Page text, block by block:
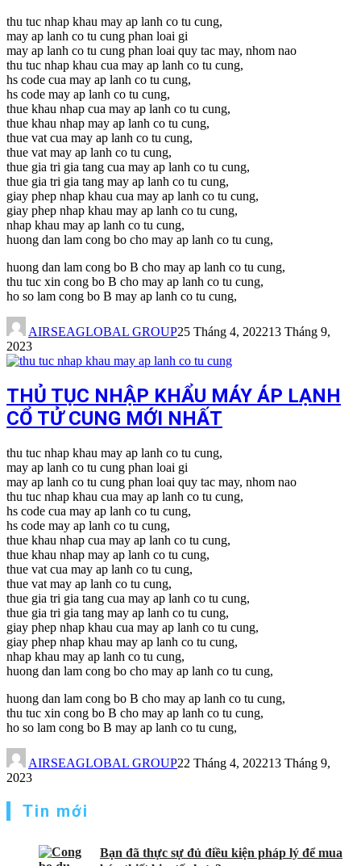
thu tuc nhap khau may ap lanh co tu cung,
may ap lanh co tu cung phan loai gi
may ap lanh co tu cung phan loai quy tac may, nhom nao
thu tuc nhap khau cua may ap lanh co tu cung,
hs code cua may ap lanh co tu cung,
hs code may ap lanh co tu cung,
thue khau nhap cua may ap lanh co tu cung,
thue khau nhap may ap lanh co tu cung,
thue vat cua may ap lanh co tu cung,
thue vat may ap lanh co tu cung,
thue gia tri gia tang cua may ap lanh co tu cung,
thue gia tri gia tang may ap lanh co tu cung,
giay phep nhap khau cua may ap lanh co tu cung,
giay phep nhap khau may ap lanh co tu cung,
nhap khau may ap lanh co tu cung,
huong dan lam cong bo cho may ap lanh co tu cung,
huong dan lam cong bo B cho may ap lanh co tu cung,
thu tuc xin cong bo B cho may ap lanh co tu cung,
ho so lam cong bo B may ap lanh co tu cung,
AIRSEAGLOBAL GROUP25 Tháng 4, 202213 Tháng 9,
2023
THỦ TỤC NHẬP KHẨU MÁY ÁP LẠNH
CỔ TỬ CUNG MỚI NHẤT
thu tuc nhap khau may ap lanh co tu cung,
may ap lanh co tu cung phan loai gi
may ap lanh co tu cung phan loai quy tac may, nhom nao
thu tuc nhap khau cua may ap lanh co tu cung,
hs code cua may ap lanh co tu cung,
hs code may ap lanh co tu cung,
thue khau nhap cua may ap lanh co tu cung,
thue khau nhap may ap lanh co tu cung,
thue vat cua may ap lanh co tu cung,
thue vat may ap lanh co tu cung,
thue gia tri gia tang cua may ap lanh co tu cung,
thue gia tri gia tang may ap lanh co tu cung,
giay phep nhap khau cua may ap lanh co tu cung,
giay phep nhap khau may ap lanh co tu cung,
nhap khau may ap lanh co tu cung,
huong dan lam cong bo cho may ap lanh co tu cung,
huong dan lam cong bo B cho may ap lanh co tu cung,
thu tuc xin cong bo B cho may ap lanh co tu cung,
ho so lam cong bo B may ap lanh co tu cung,
AIRSEAGLOBAL GROUP22 Tháng 4, 202213 Tháng 9,
2023
Tin mới
Bạn đã thực sự đủ điều kiện pháp lý để mua